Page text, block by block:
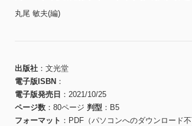
丸尾 敏夫(編)
出版社
文光堂
電子版ISBN
電子版発売日
2021/10/25
ページ数
80ページ 判型
B5
フォーマット
PDF（パソコンへのダウンロード不